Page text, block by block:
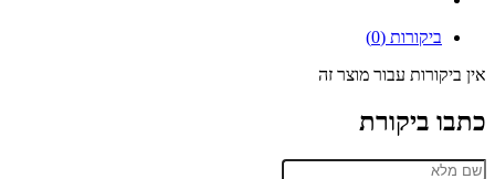
ביקורות (0)
אין ביקורות עבור מוצר זה
כתבו ביקורת